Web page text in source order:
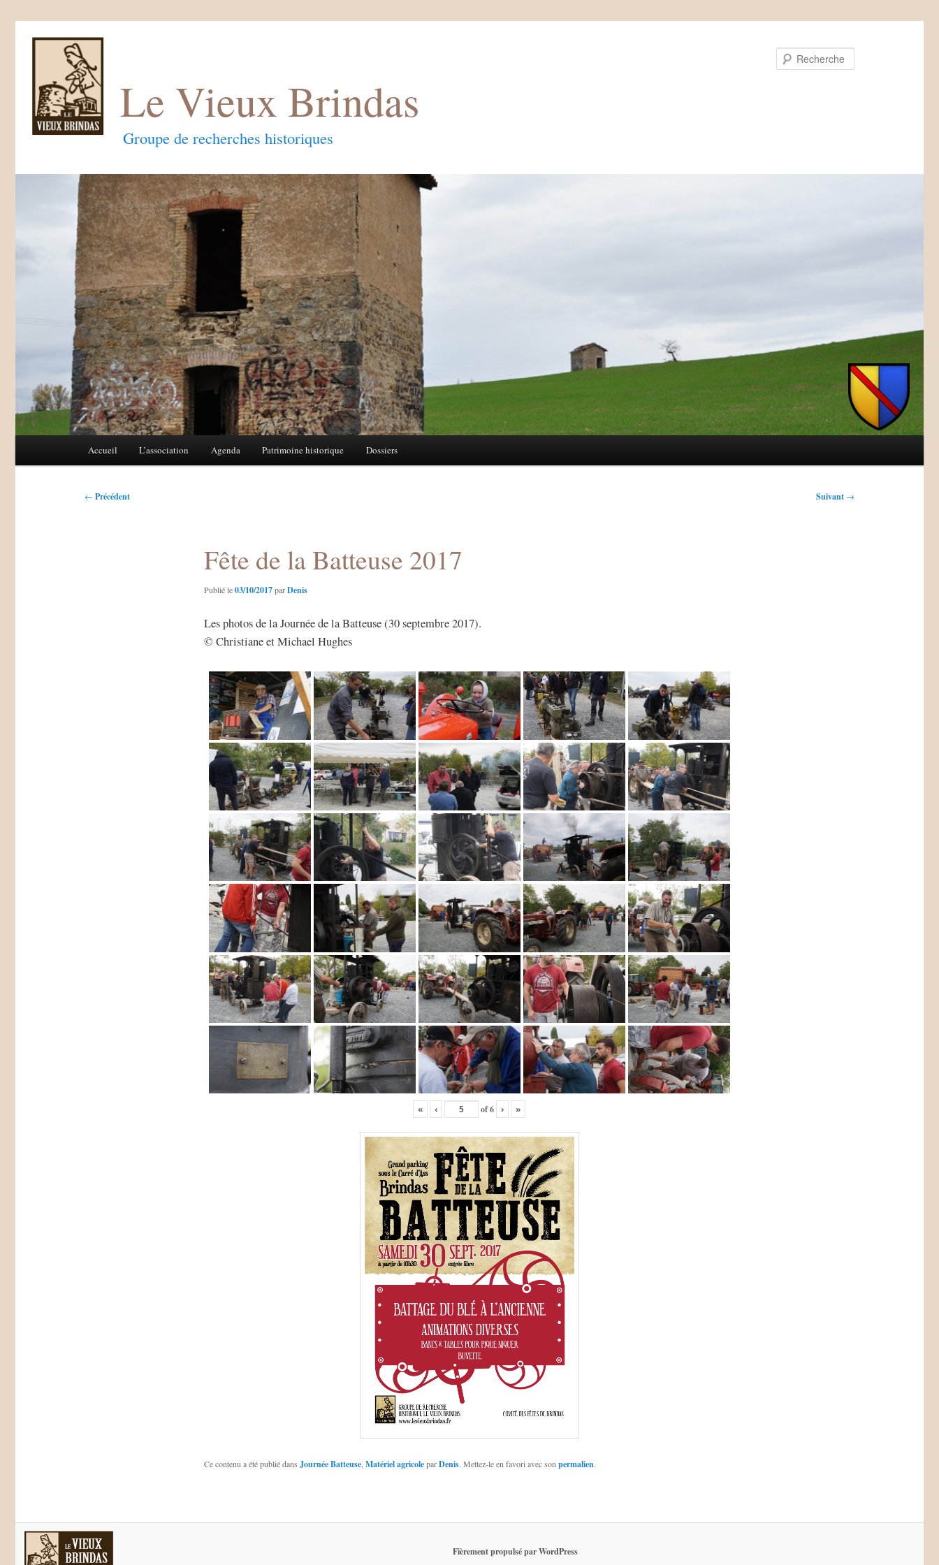
Le Vieux Brindas
Groupe de recherches historiques
Aller
Aller
Accueil L’association Agenda Patrimoine historique Dossiers
Navigation
← Précédent Suivant →
Fête de la Batteuse 2017
Publié le03/10/2017 parDenis
Les photos de la Journée de la Batteuse (30 septembre 2017).
© Christiane et Michael Hughes
« ‹ of6 › »
Ce contenu a été publié dansJournée Batteuse ,Matériel agricoleparDenis. Mettez-le en favori avec sonpermalien.
Fièrement propulsé par WordPress